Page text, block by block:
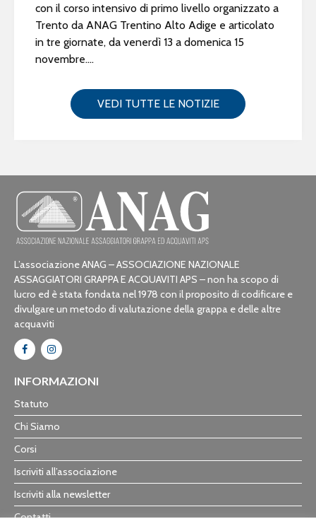
con il corso intensivo di primo livello organizzato a
Trento da ANAG Trentino Alto Adige e articolato
in tre giornate, da venerdì 13 a domenica 15
novembre....
VEDI TUTTE LE NOTIZIE
L’associazione ANAG – ASSOCIAZIONE NAZIONALE
ASSAGGIATORI GRAPPA E ACQUAVITI APS – non ha scopo di
lucro ed è stata fondata nel 1978 con il proposito di codificare e
divulgare un metodo di valutazione della grappa e delle altre
acquaviti
INFORMAZIONI
Statuto
Chi Siamo
Corsi
Iscriviti all’associazione
Iscriviti alla newsletter
Contatti